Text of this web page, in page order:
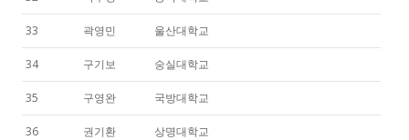
33 곽영민 울산대학교
34 구기보 숭실대학교
35 구영완 국방대학교
36 권기환 상명대학교